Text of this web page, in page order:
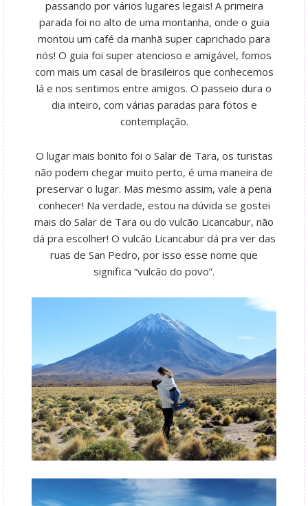
passando por vários lugares legais! A primeira
parada foi no alto de uma montanha, onde o guia
montou um café da manhã super caprichado para
nós! O guia foi super atencioso e amigável, fomos
com mais um casal de brasileiros que conhecemos
lá e nos sentimos entre amigos. O passeio dura o
dia inteiro, com várias paradas para fotos e
contemplação.
O lugar mais bonito foi o Salar de Tara, os turistas
não podem chegar muito perto, é uma maneira de
preservar o lugar. Mas mesmo assim, vale a pena
conhecer! Na verdade, estou na dúvida se gostei
mais do Salar de Tara ou do vulcão Licancabur, não
dá pra escolher! O vulcão Licancabur dá pra ver das
ruas de San Pedro, por isso esse nome que
significa “vulcão do povo”.